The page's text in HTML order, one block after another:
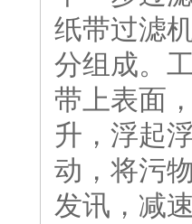
纸带过滤
分组成。
带上表面
升，浮起
动，将污
发讯，减